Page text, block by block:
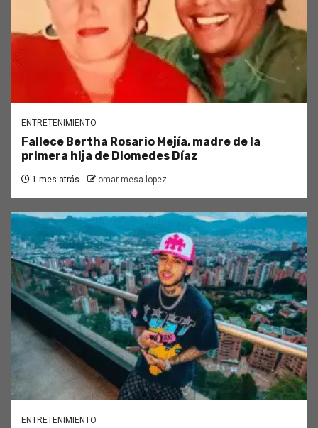
ENTRETENIMIENTO
Fallece Bertha Rosario Mejía, madre de la
primera hija de Diomedes Díaz
1 mes atrás omar mesa lopez
ENTRETENIMIENTO